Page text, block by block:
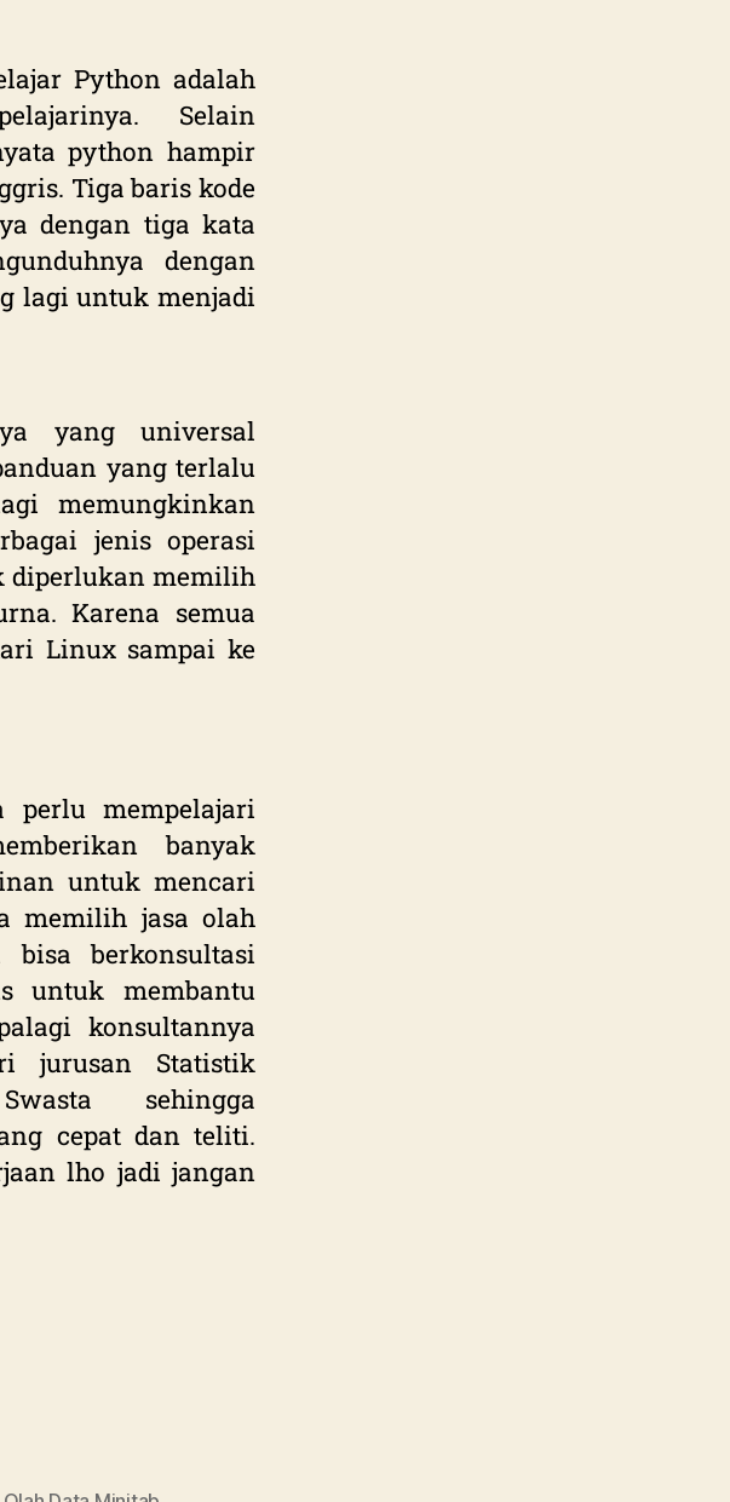
Python adalah
Selain
python hampir
Tiga baris kode
dengan tiga kata
dengan
lagi untuk menjadi
yang universal
yang terlalu
memungkinkan
jenis operasi
diperlukan memilih
Karena semua
Linux sampai ke
perlu mempelajari
banyak
untuk mencari
memilih jasa olah
bisa berkonsultasi
untuk membantu
konsultannya
jurusan Statistik
sehingga
cepat dan teliti.
lho jadi jangan